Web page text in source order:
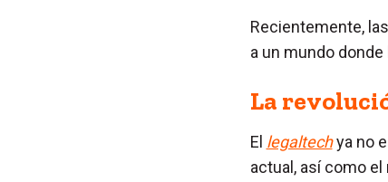
Recientemente,
a un mundo
La
El legaltechya no
actual, así como